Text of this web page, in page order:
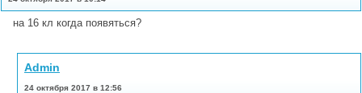
на 16 кл когда появяться?
Admin
24 октября 2017 в 12:56